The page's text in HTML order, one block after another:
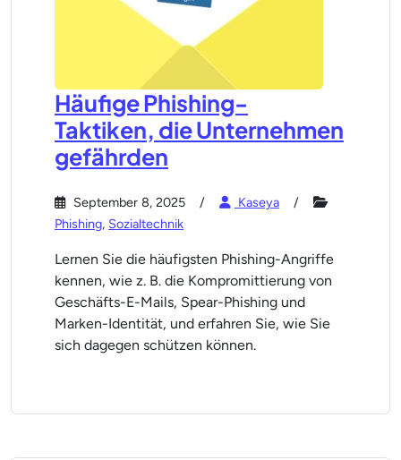
Häufige Phishing-
Taktiken, die Unternehmen
gefährden
September 8, 2025
Kaseya
Phishing, Sozialtechnik
Lernen Sie die häufigsten Phishing-Angriffe
kennen, wie z. B. die Kompromittierung von
Geschäfts-E-Mails, Spear-Phishing und
Marken-Identität, und erfahren Sie, wie Sie
sich dagegen schützen können.